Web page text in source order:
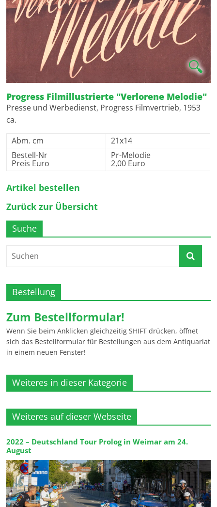
🔍
Progress Filmillustrierte "Verlorene Melodie"
Presse und Werbedienst, Progress Filmvertrieb, 1953
ca.
Abm. cm
21x14
Bestell-Nr
Preis Euro
Pr-Melodie
2,00 Euro
Artikel bestellen
Zurück zur Übersicht
Suche
Bestellung
Zum Bestellformular!
Wenn Sie beim Anklicken gleichzeitig SHIFT drücken, öffnet
sich das Bestellformular für Bestellungen aus dem Antiquariat
in einem neuen Fenster!
Weiteres in dieser Kategorie
Weiteres auf dieser Webseite
2022 – Deutschland Tour Prolog in Weimar am 24.
August